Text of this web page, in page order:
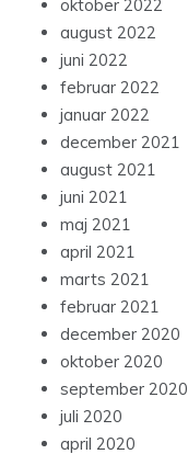
oktober 2022
august 2022
juni 2022
februar 2022
januar 2022
december 2021
august 2021
juni 2021
maj 2021
april 2021
marts 2021
februar 2021
december 2020
oktober 2020
september 2020
juli 2020
april 2020